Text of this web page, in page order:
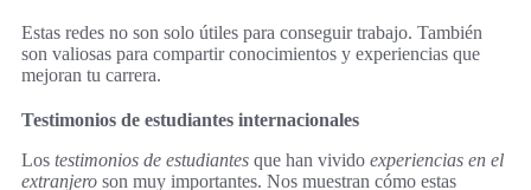
Estas redes no son solo útiles para conseguir trabajo. También
son valiosas para compartir conocimientos y experiencias que
mejoran tu carrera.
Testimonios de estudiantes internacionales
Los testimonios de estudiantes que han vivido experiencias en el
extranjero son muy importantes. Nos muestran cómo estas